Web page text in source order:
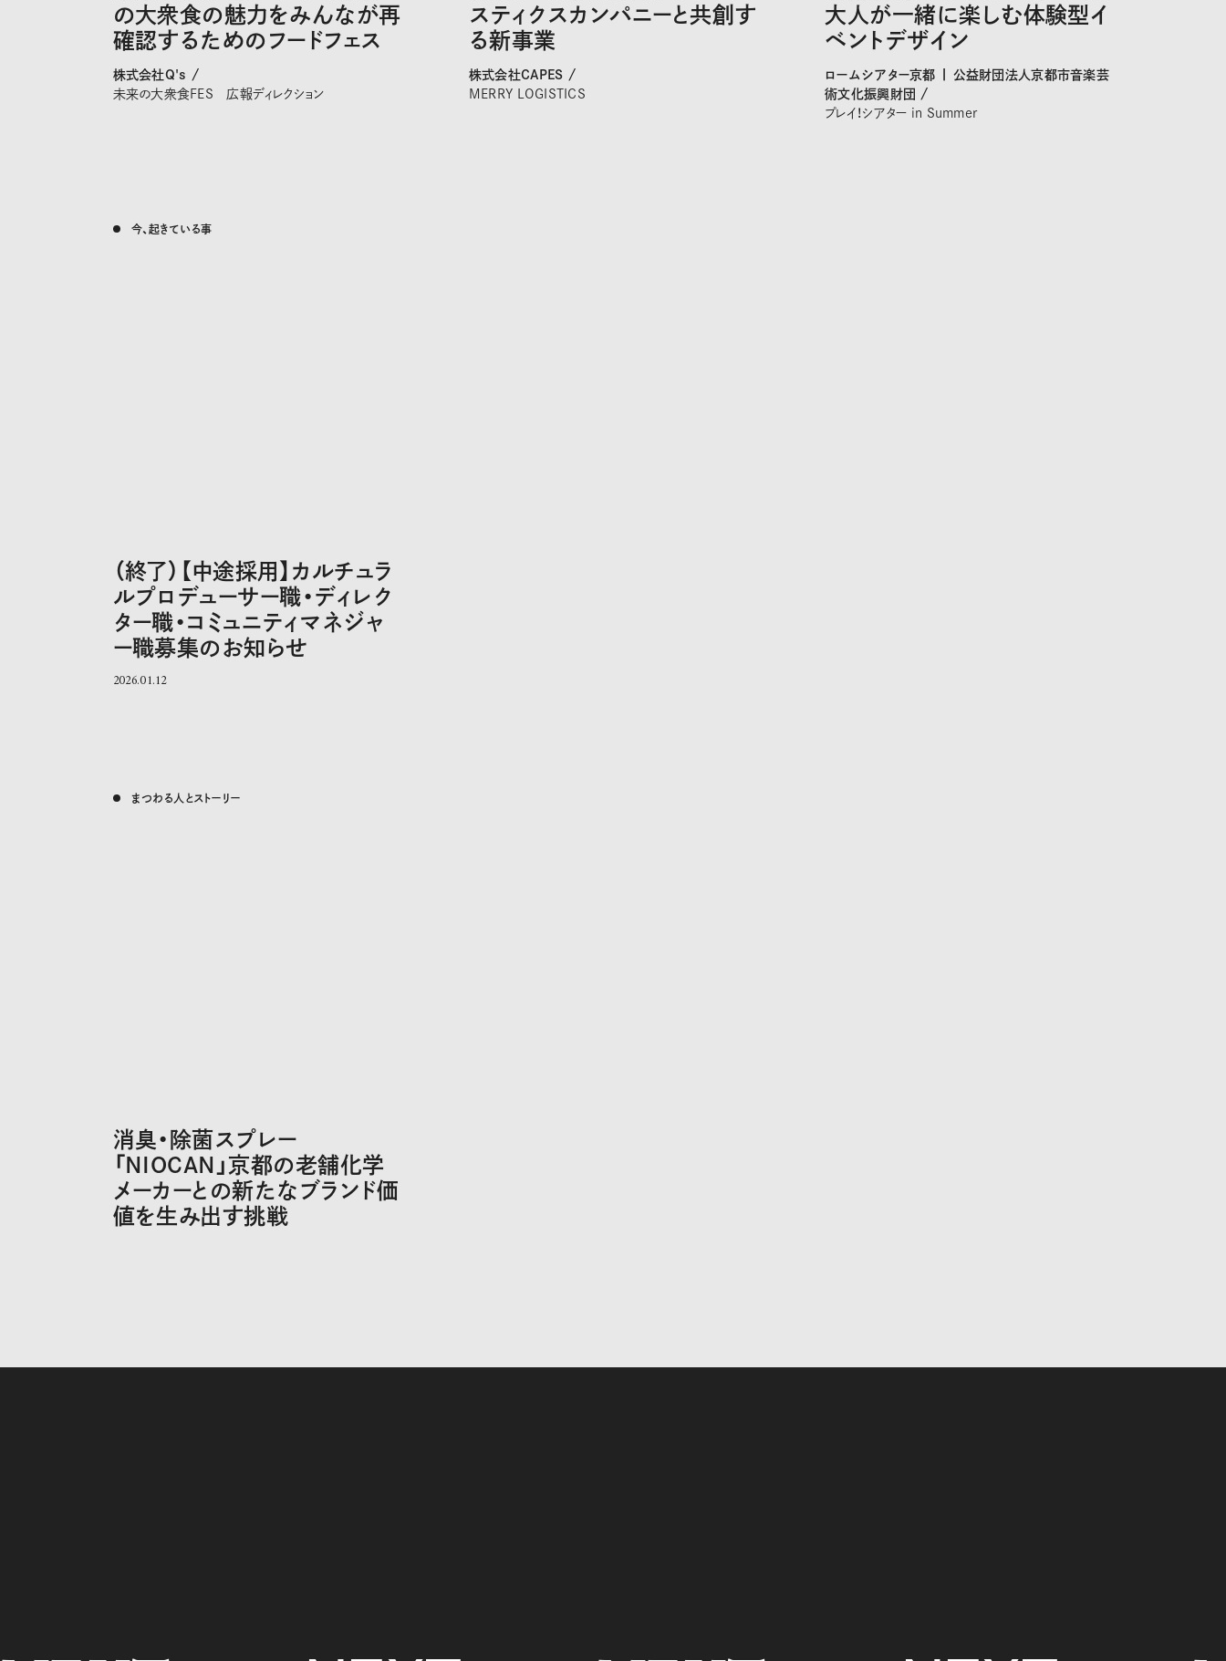
の大衆食の魅力をみんなが再
確認するためのフードフェス
株式会社Q's /
未来の大衆食FES 広報ディレクション
スティクスカンパニーと共創す
る新事業
株式会社CAPES /
MERRY LOGISTICS
大人が一緒に楽しむ体験型イ
ベントデザイン
ロームシアター京都 | 公益財団法人京都市音楽芸
術文化振興財団 /
プレイ！シアター in Summer
今、起きている事
（終了）【中途採用】カルチュラ
ルプロデューサー職・ディレク
ター職・コミュニティマネジャ
ー職募集のお知らせ
2026.01.12
まつわる人とストーリー
消臭・除菌スプレー
「NIOCAN」京都の老舗化学
メーカーとの新たなブランド価
値を生み出す挑戦